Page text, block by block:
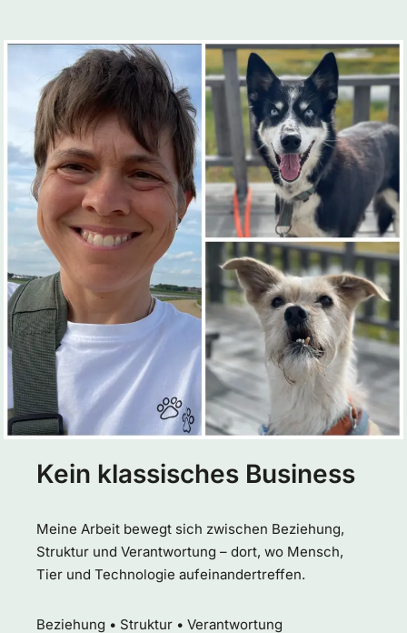
Kein klassisches Business
Meine Arbeit bewegt sich zwischen Beziehung,
Struktur und Verantwortung – dort, wo Mensch,
Tier und Technologie aufeinandertreffen.
Beziehung • Struktur • Verantwortung